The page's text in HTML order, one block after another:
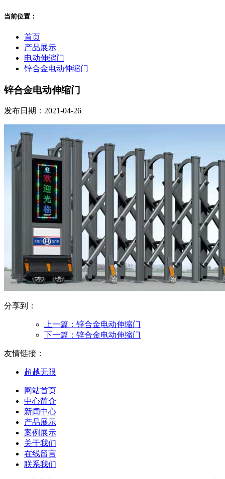
当前位置：
首页
产品展示
电动伸缩门
锌合金电动伸缩门
锌合金电动伸缩门
发布日期：2021-04-26
分享到：
上一篇： 锌合金电动伸缩门
下一篇： 锌合金电动伸缩门
友情链接：
超越无限
网站首页
中心简介
新闻中心
产品展示
案例展示
关于我们
在线留言
联系我们